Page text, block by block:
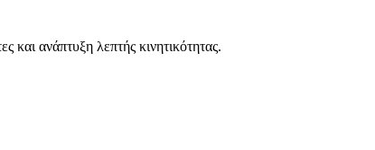
και ανάπτυξη λεπτής κινητικότητας.